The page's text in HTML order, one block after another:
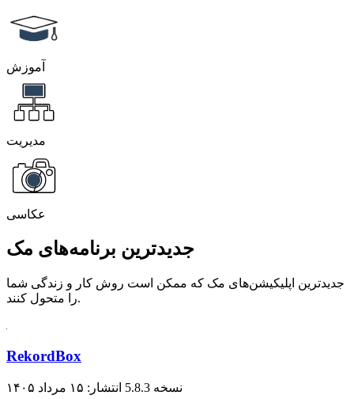
آموزش
مدیریت
عکاسی
جدیدترین برنامه‌های مک
جدیدترین اپلیکیشن‌های مک که ممکن است روش کار و زندگی شما
را متحول کنند.
RekordBox
نسخه 5.8.3 انتشار: ۱۵ مرداد ۱۴۰۵